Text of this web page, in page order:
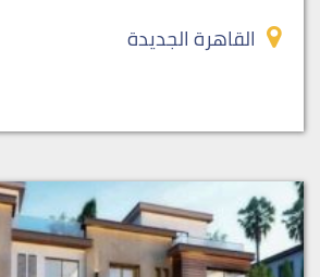
القاهرة الجديدة